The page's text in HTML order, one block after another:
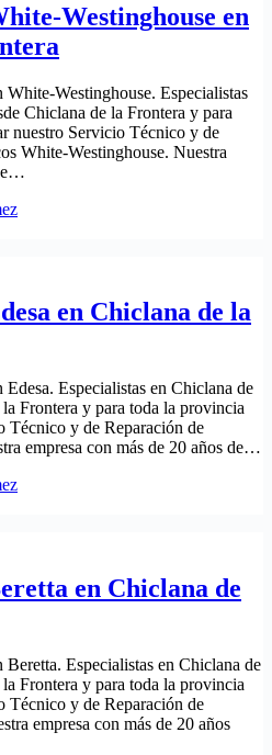
Westinghouse en
Westinghouse. Especialistas
Chiclana de la Frontera y para
nuestro Servicio Técnico y de
White-Westinghouse. Nuestra
en Chiclana de la
Especialistas en Chiclana de
Frontera y para toda la provincia
Técnico y de Reparación de
empresa con más de 20 años de…
en Chiclana de
Especialistas en Chiclana de
Frontera y para toda la provincia
Técnico y de Reparación de
empresa con más de 20 años